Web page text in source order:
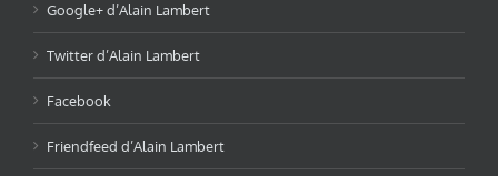
Google+ d’Alain Lambert
Twitter d’Alain Lambert
Facebook
Friendfeed d’Alain Lambert